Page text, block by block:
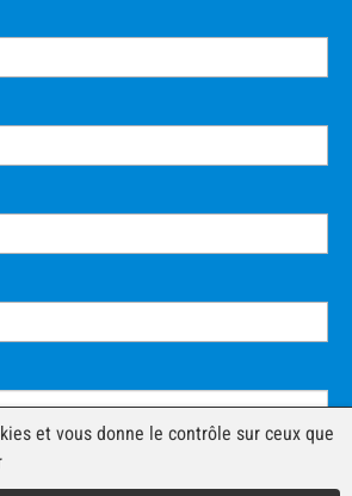
et vous donne le contrôle sur ceux que